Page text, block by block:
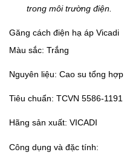
trong môi trường điện.
Găng cách điện hạ áp Vicadi
Màu sắc: Trắng
Nguyên liệu: Cao su tổng hợp
Tiêu chuẩn: TCVN 5586-1191
Hãng sản xuất: VICADI
Công dụng và đặc tính: